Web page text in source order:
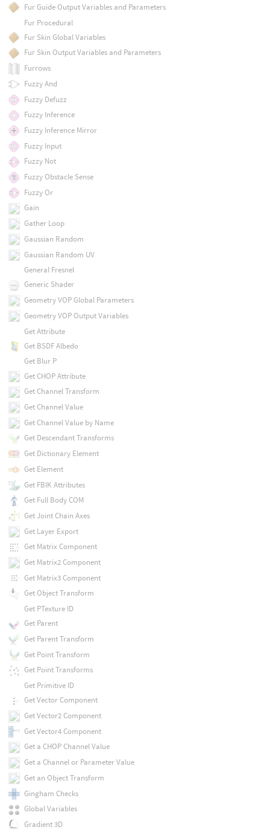
Fur Guide Output Variables and Parameters
Fur Procedural
Fur Skin Global Variables
Fur Skin Output Variables and Parameters
Furrows
Fuzzy And
Fuzzy Defuzz
Fuzzy Inference
Fuzzy Inference Mirror
Fuzzy Input
Fuzzy Not
Fuzzy Obstacle Sense
Fuzzy Or
Gain
Gather Loop
Gaussian Random
Gaussian Random UV
General Fresnel
Generic Shader
Geometry VOP Global Parameters
Geometry VOP Output Variables
Get Attribute
Get BSDF Albedo
Get Blur P
Get CHOP Attribute
Get Channel Transform
Get Channel Value
Get Channel Value by Name
Get Descendant Transforms
Get Dictionary Element
Get Element
Get FBIK Attributes
Get Full Body COM
Get Joint Chain Axes
Get Layer Export
Get Matrix Component
Get Matrix2 Component
Get Matrix3 Component
Get Object Transform
Get PTexture ID
Get Parent
Get Parent Transform
Get Point Transform
Get Point Transforms
Get Primitive ID
Get Vector Component
Get Vector2 Component
Get Vector4 Component
Get a CHOP Channel Value
Get a Channel or Parameter Value
Get an Object Transform
Gingham Checks
Global Variables
Gradient 3D